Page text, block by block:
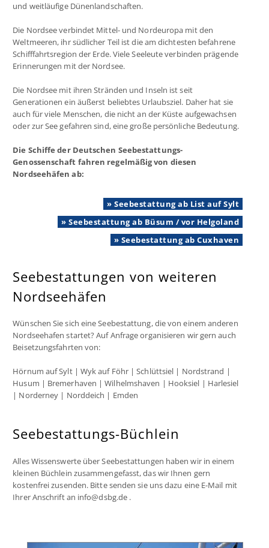
und weitläufige Dünenlandschaften.
Die Nordsee verbindet Mittel- und Nordeuropa mit den
Weltmeeren, ihr südlicher Teil ist die am dichtesten befahrene
Schifffahrtsregion der Erde. Viele Seeleute verbinden prägende
Erinnerungen mit der Nordsee.
Die Nordsee mit ihren Stränden und Inseln ist seit
Generationen ein äußerst beliebtes Urlaubsziel. Daher hat sie
auch für viele Menschen, die nicht an der Küste aufgewachsen
oder zur See gefahren sind, eine große persönliche Bedeutung.
Die Schiffe der Deutschen Seebestattungs-
Genossenschaft fahren regelmäßig von diesen
Nordseehäfen ab:
» Seebestattung ab List auf Sylt
» Seebestattung ab Büsum / vor Helgoland
» Seebestattung ab Cuxhaven
Seebestattungen von weiteren
Nordseehäfen
Wünschen Sie sich eine Seebestattung, die von einem anderen
Nordseehafen startet? Auf Anfrage organisieren wir gern auch
Beisetzungsfahrten von:
Hörnum auf Sylt | Wyk auf Föhr | Schlüttsiel | Nordstrand |
Husum | Bremerhaven | Wilhelmshaven | Hooksiel | Harlesiel
| Norderney | Norddeich | Emden
Seebestattungs-Büchlein
Alles Wissenswerte über Seebestattungen haben wir in einem
kleinen Büchlein zusammengefasst, das wir Ihnen gern
kostenfrei zusenden. Bitte senden sie uns dazu eine E-Mail mit
Ihrer Anschrift an info@dsbg.de .